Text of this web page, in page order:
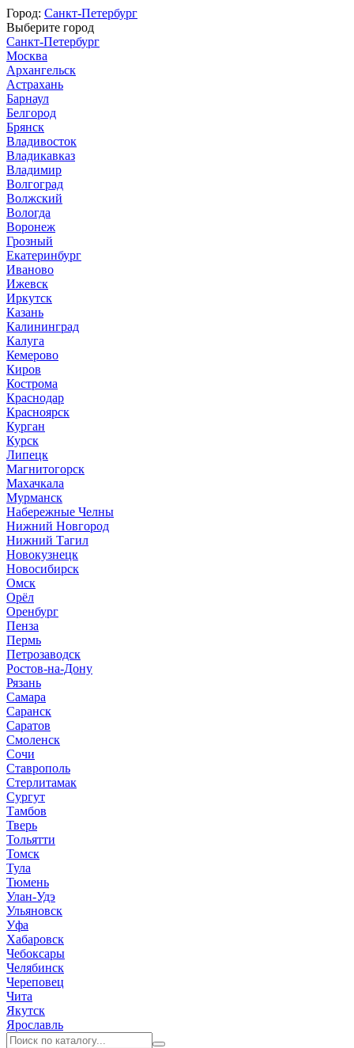
Город: Санкт-Петербург
Выберите город
Санкт-Петербург
Москва
Архангельск
Астрахань
Барнаул
Белгород
Брянск
Владивосток
Владикавказ
Владимир
Волгоград
Волжский
Вологда
Воронеж
Грозный
Екатеринбург
Иваново
Ижевск
Иркутск
Казань
Калининград
Калуга
Кемерово
Киров
Кострома
Краснодар
Красноярск
Курган
Курск
Липецк
Магнитогорск
Махачкала
Мурманск
Набережные Челны
Нижний Новгород
Нижний Тагил
Новокузнецк
Новосибирск
Омск
Орёл
Оренбург
Пенза
Пермь
Петрозаводск
Ростов-на-Дону
Рязань
Самара
Саранск
Саратов
Смоленск
Сочи
Ставрополь
Стерлитамак
Сургут
Тамбов
Тверь
Тольятти
Томск
Тула
Тюмень
Улан-Удэ
Ульяновск
Уфа
Хабаровск
Чебоксары
Челябинск
Череповец
Чита
Якутск
Ярославль